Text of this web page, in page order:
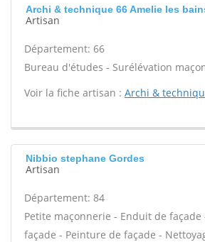
Archi & technique 66 Amelie les
Artisan
Département: 66
Bureau d'études - Surélévation
Voir la fiche artisan : Archi &
Nibbio stephane Gordes
Artisan
Département: 84
Petite maçonnerie - Enduit de façade
façade - Peinture de façade -